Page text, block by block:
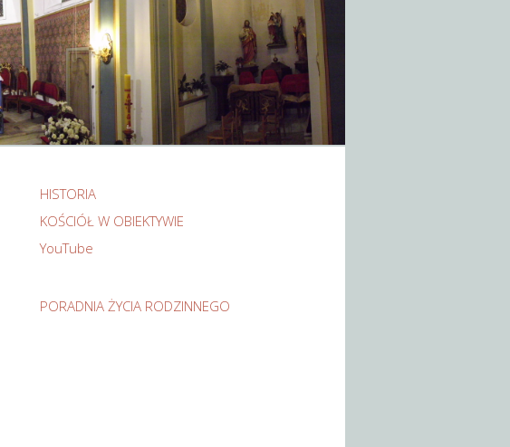
HISTORIA
KOŚCIÓŁ W OBIEKTYWIE
YouTube
PORADNIA ŻYCIA RODZINNEGO